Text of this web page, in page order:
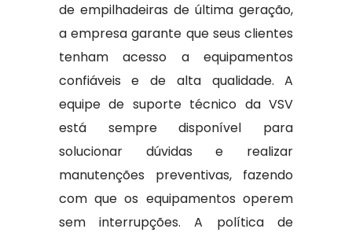
de empilhadeiras de última geração,
a empresa garante que seus clientes
tenham acesso a equipamentos
confiáveis e de alta qualidade. A
equipe de suporte técnico da VSV
está sempre disponível para
solucionar dúvidas e realizar
manutenções preventivas, fazendo
com que os equipamentos operem
sem interrupções. A política de